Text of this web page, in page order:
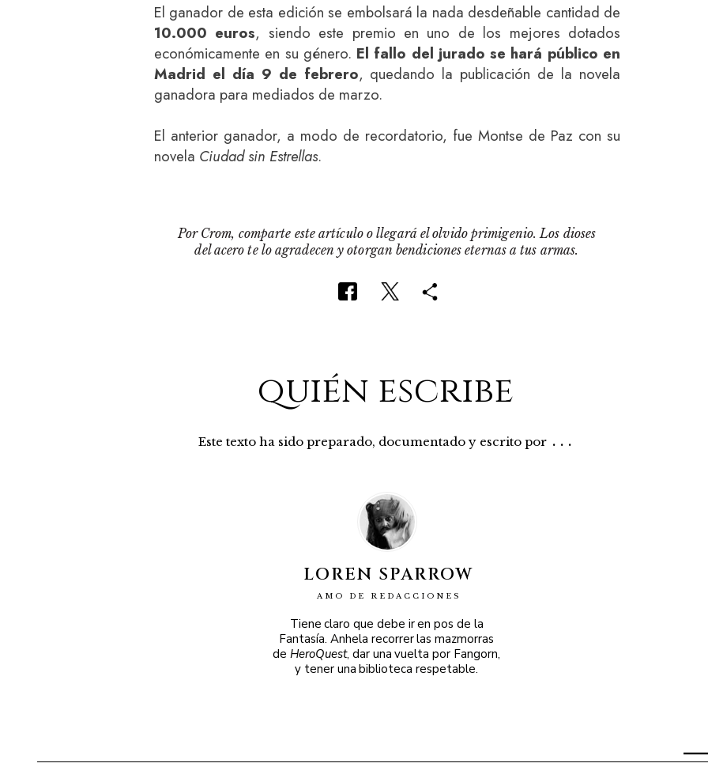
El ganador de esta edición se embolsará la nada desdeñable cantidad de
10.000 euros, siendo este premio en uno de los mejores dotados
económicamente en su género. El fallo del jurado se hará público en
Madrid el día 9 de febrero, quedando la publicación de la novela
ganadora para mediados de marzo.
El anterior ganador, a modo de recordatorio, fue Montse de Paz con su
novela Ciudad sin Estrellas.
Por Crom, comparte este artículo o llegará el olvido primigenio. Los dioses
del acero te lo agradecen y otorgan bendiciones eternas a tus armas.
quién escribe
Este texto ha sido preparado, documentado y escrito por ...
LOREN SPARROW
AMO DE REDACCIONES
Tiene claro que debe ir en pos de la
Fantasía. Anhela recorrer las mazmorras
de HeroQuest, dar una vuelta por Fangorn,
y tener una biblioteca respetable.